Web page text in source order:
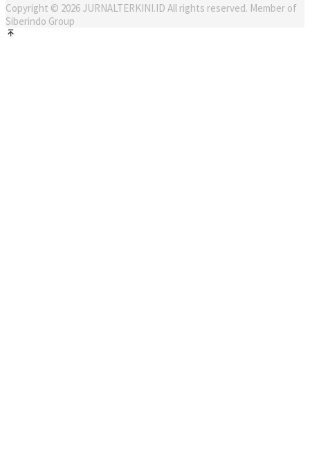
Copyright © 2026 JURNALTERKINI.ID All rights reserved. Member of
Siberindo Group